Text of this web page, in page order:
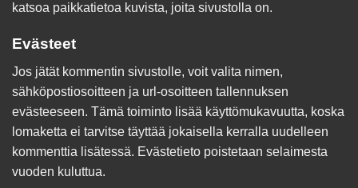
katsoa paikkatietoa kuvista, joita sivustolla on.
Evästeet
Jos jätät kommentin sivustolle, voit valita nimen,
sähköpostiosoitteen ja url-osoitteen tallennuksen
evästeeseen. Tämä toiminto lisää käyttömukavuutta, koska
lomaketta ei tarvitse täyttää jokaisella kerralla uudelleen
kommenttia lisätessä. Evästetieto poistetaan selaimesta
vuoden kuluttua.